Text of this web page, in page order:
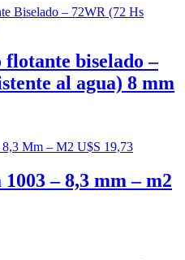
biselado –
al agua) 8 mm
– 8,3 mm – m2